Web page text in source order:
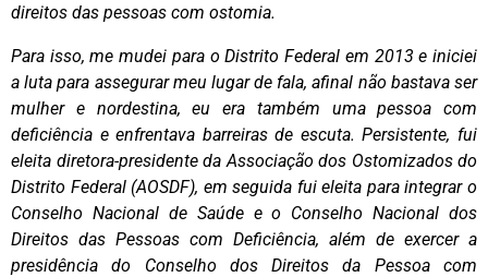
direitos das pessoas com ostomia.
Para isso, me mudei para o Distrito Federal em 2013 e iniciei
a luta para assegurar meu lugar de fala, afinal não bastava ser
mulher e nordestina, eu era também uma pessoa com
deficiência e enfrentava barreiras de escuta. Persistente, fui
eleita diretora-presidente da Associação dos Ostomizados do
Distrito Federal (AOSDF), em seguida fui eleita para integrar o
Conselho Nacional de Saúde e o Conselho Nacional dos
Direitos das Pessoas com Deficiência, além de exercer a
presidência do Conselho dos Direitos da Pessoa com